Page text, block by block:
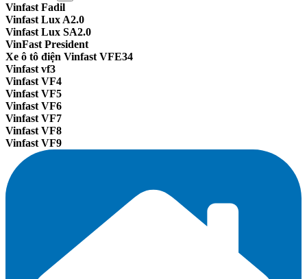
Vinfast Fadil
Vinfast Lux A2.0
Vinfast Lux SA2.0
VinFast President
Xe ô tô điện Vinfast VFE34
Vinfast vf3
Vinfast VF4
Vinfast VF5
Vinfast VF6
Vinfast VF7
Vinfast VF8
Vinfast VF9